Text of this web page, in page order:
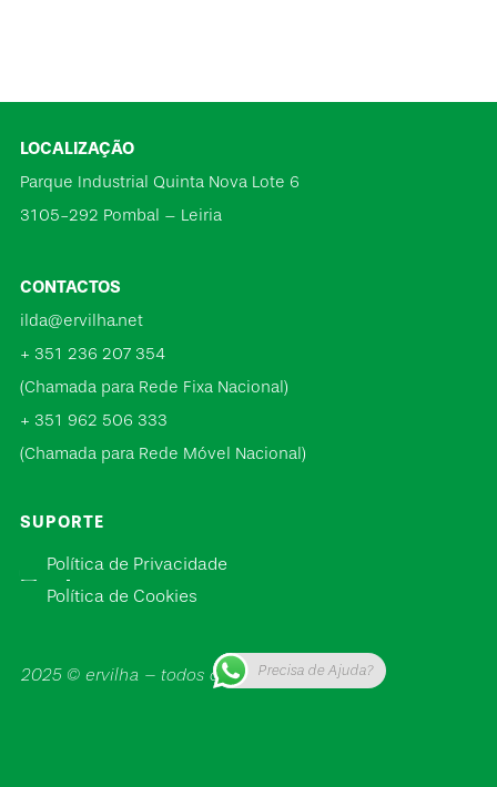
LOCALIZAÇÃO
Parque Industrial Quinta Nova Lote 6
3105-292 Pombal – Leiria
CONTACTOS
ilda@ervilha.net
+ 351 236 207 354
(Chamada para Rede Fixa Nacional)
+ 351 962 506 333
(Chamada para Rede Móvel Nacional)
SUPORTE
Política de Privacidade
Política de Cookies
2025 © ervilha – todos os direitos reservados
Precisa de Ajuda?